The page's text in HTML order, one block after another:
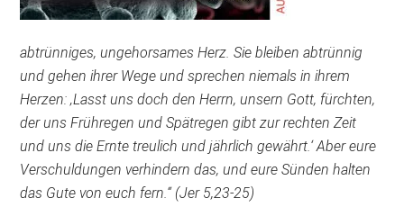
abtrünniges, ungehorsames Herz. Sie bleiben abtrünnig
und gehen ihrer Wege und sprechen niemals in ihrem
Herzen: ‚Lasst uns doch den Herrn, unsern Gott, fürchten,
der uns Frühregen und Spätregen gibt zur rechten Zeit
und uns die Ernte treulich und jährlich gewährt.‘ Aber eure
Verschuldungen verhindern das, und eure Sünden halten
das Gute von euch fern.“ (Jer 5,23-25)